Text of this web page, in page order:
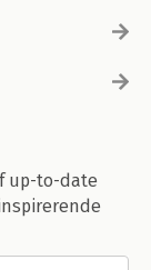
up-to-date